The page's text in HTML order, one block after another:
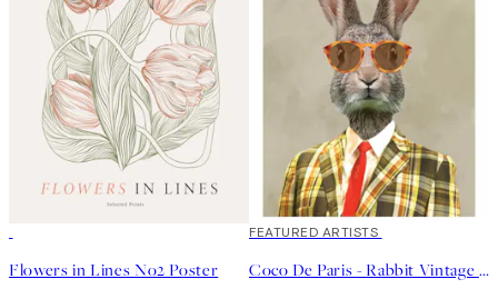
Flowers in Lines No2 Poster
40%*
FEATURED ARTISTS
Coco De Paris - Rabbit Vintage Man Poster